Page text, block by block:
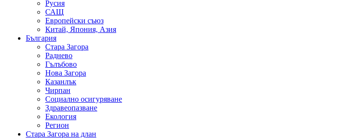
Русия
САЩ
Европейски съюз
Китай, Япония, Азия
България
Стара Загора
Раднево
Гълъбово
Нова Загора
Казанлък
Чирпан
Социално осигуряване
Здравеопазване
Екология
Регион
Стара Загора на длан